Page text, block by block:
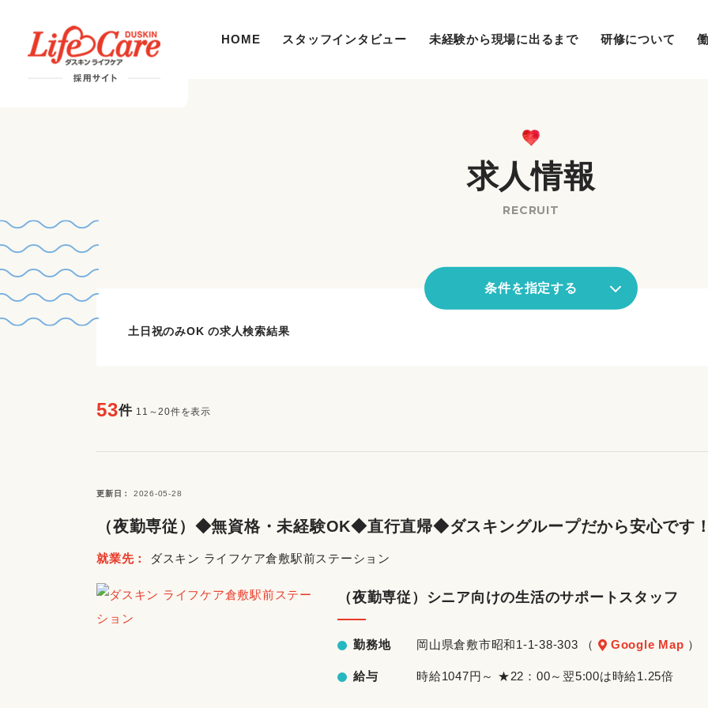
HOME スタッフインタビュー 未経験から現場に出るまで 研修について
求人情報
RECRUIT
条件を指定する
土日祝のみOK の求人検索結果
53件 11～20件を表示
更新日 2026-05-28
（夜勤専従）◆無資格・未経験OK◆直行直帰◆ダスキングループだから安心です！
就業先 ダスキン ライフケア倉敷駅前ステーション
（夜勤専従）シニア向けの生活のサポートスタッフ
勤務地 岡山県倉敷市昭和1-1-38-303 （ Google Map ）
給与 時給1047円～ ★22：00～翌5:00は時給1.25倍